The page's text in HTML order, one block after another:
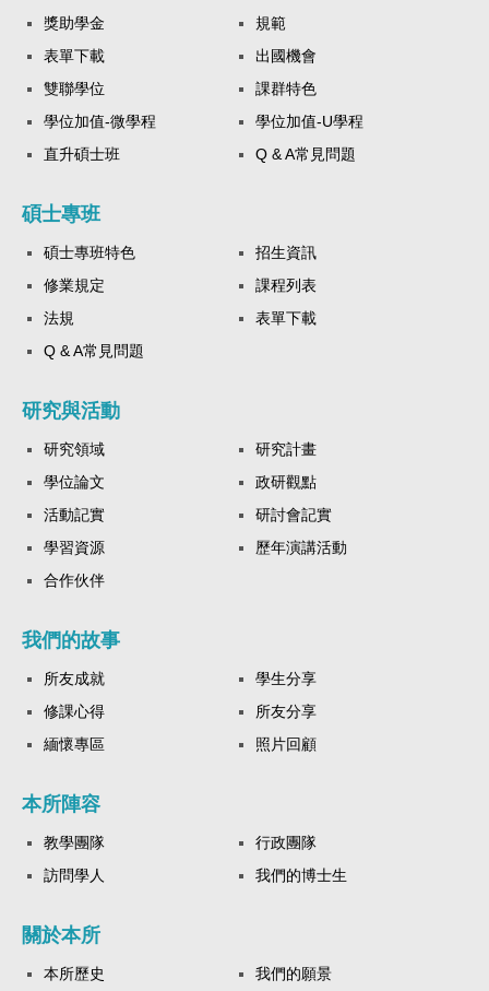
獎助學金
規範
表單下載
出國機會
雙聯學位
課群特色
學位加值-微學程
學位加值-U學程
直升碩士班
Q & A常見問題
碩士專班
碩士專班特色
招生資訊
修業規定
課程列表
法規
表單下載
Q & A常見問題
研究與活動
研究領域
研究計畫
學位論文
政研觀點
活動記實
研討會記實
學習資源
歷年演講活動
合作伙伴
我們的故事
所友成就
學生分享
修課心得
所友分享
緬懷專區
照片回顧
本所陣容
教學團隊
行政團隊
訪問學人
我們的博士生
關於本所
本所歷史 我們的願景